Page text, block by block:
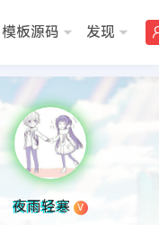
模板源码 发现
夜雨轻寒 V